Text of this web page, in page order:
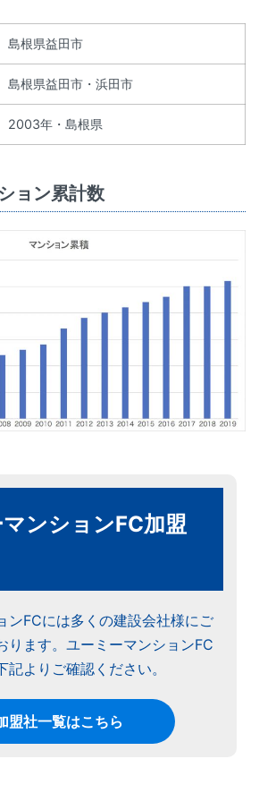
島根県益田市
島根県益田市・浜田市
2003年・島根県
ョン累計数
ンションFC加盟
ンFCには多くの建設会社様にご
ります。ユーミーマンションFC
記よりご確認ください。
盟社一覧はこちら